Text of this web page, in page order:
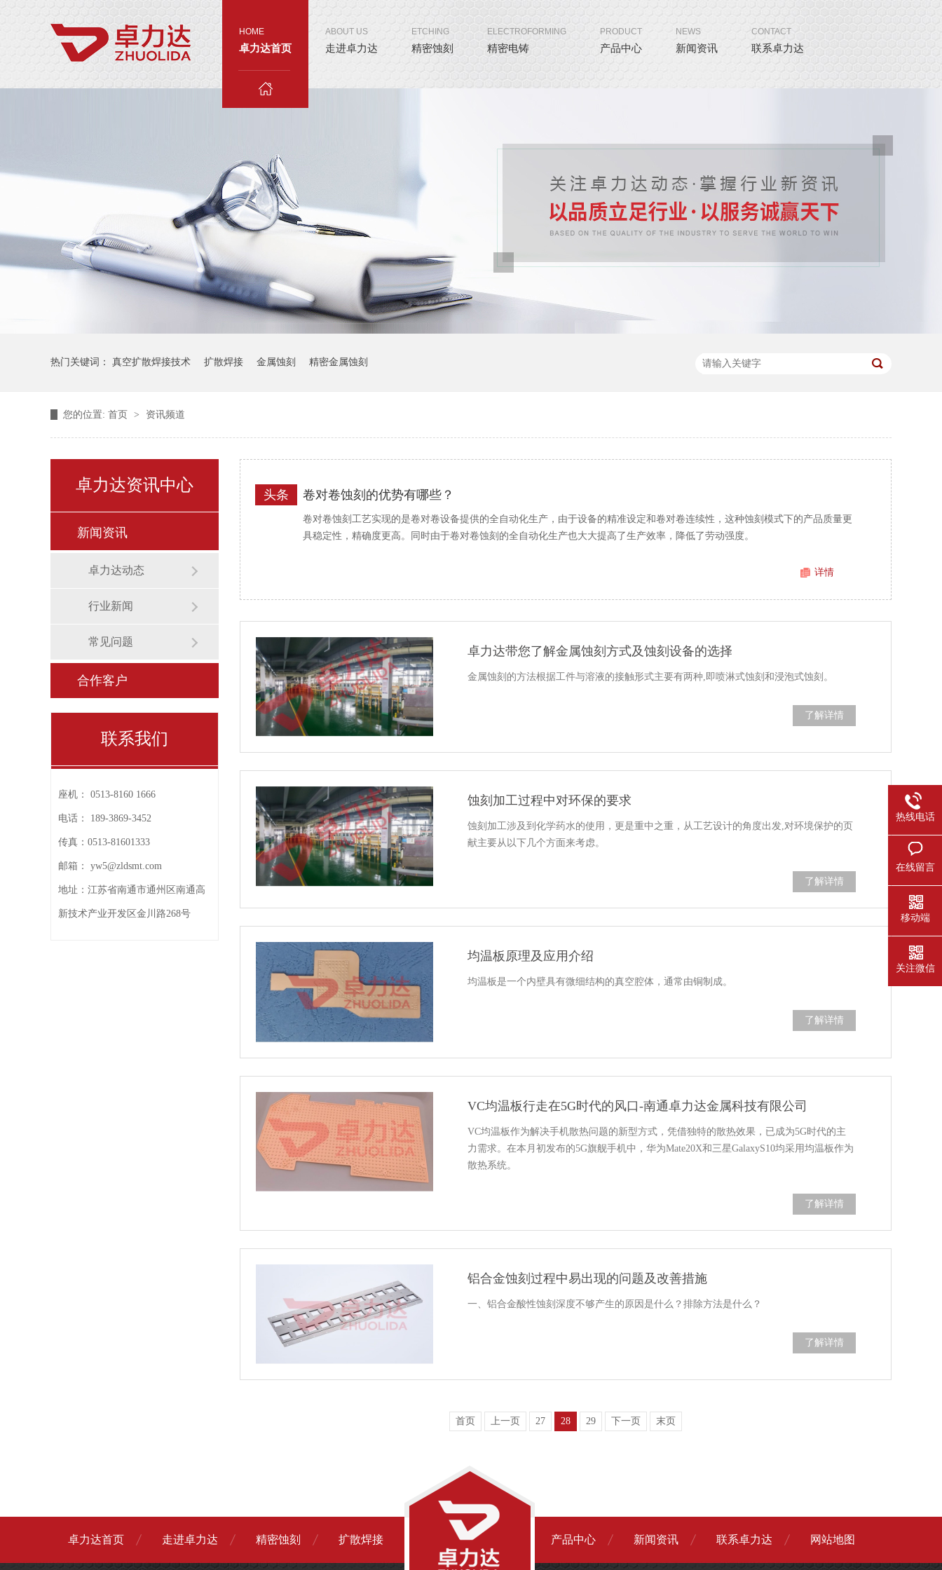
HOME
卓力达首页
ABOUT US
走进卓力达
ETCHING
精密蚀刻
ELECTROFORMING
精密电铸
PRODUCT
产品中心
NEWS
新闻资讯
CONTACT
联系卓力达
热门关键词： 真空扩散焊接技术 扩散焊接 金属蚀刻 精密金属蚀刻
您的位置: 首页 > 资讯频道
卓力达资讯中心
新闻资讯
卓力达动态
行业新闻
常见问题
合作客户
联系我们
座机： 0513-8160 1666
电话： 189-3869-3452
传真： 0513-81601333
邮箱： yw5@zldsmt.com
地址： 江苏省南通市通州区南通高
新技术产业开发区金川路268号
卷对卷蚀刻的优势有哪些？
头条
卷对卷蚀刻工艺实现的是卷对卷设备提供的全自动化生产，由于设备的精准设定和卷对卷连续性，这种蚀刻模式下的产品质量更
具稳定性，精确度更高。同时由于卷对卷蚀刻的全自动化生产也大大提高了生产效率，降低了劳动强度。
详情
卓力达带您了解金属蚀刻方式及蚀刻设备的选择
金属蚀刻的方法根据工件与溶液的接触形式主要有两种,即喷淋式蚀刻和浸泡式蚀刻。
了解详情
蚀刻加工过程中对环保的要求
蚀刻加工涉及到化学药水的使用，更是重中之重，从工艺设计的角度出发,对环境保护的页
献主要从以下几个方面来考虑。
了解详情
均温板原理及应用介绍
均温板是一个内壁具有微细结构的真空腔体，通常由铜制成。
了解详情
VC均温板行走在5G时代的风口-南通卓力达金属科技有限公司
VC均温板作为解决手机散热问题的新型方式，凭借独特的散热效果，已成为5G时代的主
力需求。在本月初发布的5G旗舰手机中，华为Mate20X和三星GalaxyS10均采用均温板作为
散热系统。
了解详情
铝合金蚀刻过程中易出现的问题及改善措施
一、铝合金酸性蚀刻深度不够产生的原因是什么？排除方法是什么？
了解详情
首页 上一页 27 28 29 下一页 末页
卓力达首页 走进卓力达 精密蚀刻 扩散焊接 产品中心 新闻资讯 联系卓力达 网站地图
热线电话
在线留言
移动端
关注微信